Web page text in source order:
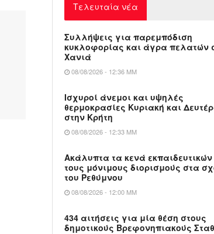
Τελευταία νέα
Συλλήψεις για παρεμπόδιση
κυκλοφορίας και άγρα πελατών
Χανιά
08/08/2026 - 12:36 ΜΜ
Ισχυροί άνεμοι και υψηλές
θερμοκρασίες Κυριακή και
στην Κρήτη
08/08/2026 - 12:33 ΜΜ
Ακάλυπτα τα κενά
τους μόνιμους διορισμούς στα
του Ρεθύμνου
08/08/2026 - 12:00 ΜΜ
434 αιτήσεις για μία θέση στους
δημοτικούς Βρεφονηπιακούς